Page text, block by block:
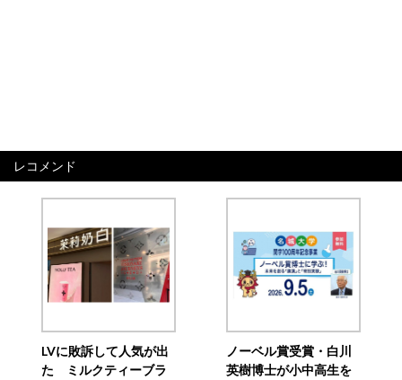
レコメンド
LVに敗訴して人気が出
た ミルクティーブラ
ノーベル賞受賞・白川
英樹博士が小中高生を